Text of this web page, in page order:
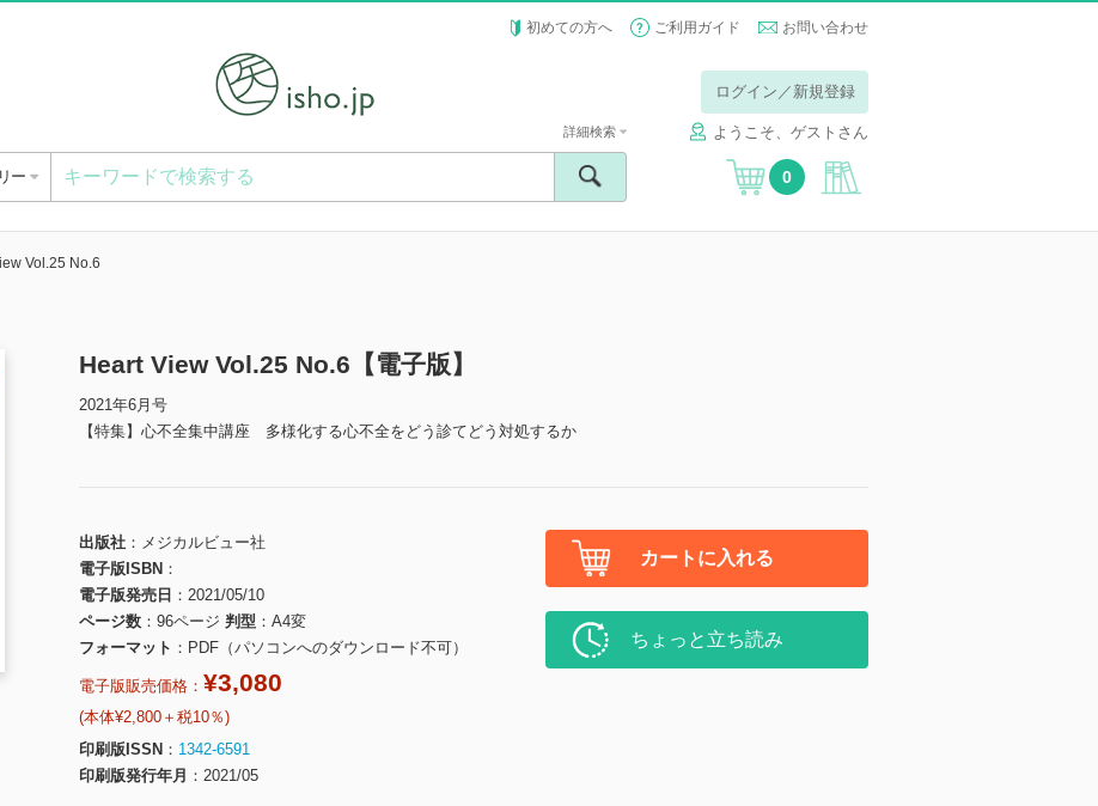
初めての方へ ご利用ガイド お問い合わせ
ログイン／新規登録
ようこそ、ゲストさん
ー
詳細検索
0
Vol.25 No.6
Heart View Vol.25 No.6【電子版】
2021年6月号
【特集】心不全集中講座 多様化する心不全をどう診てどう対処するか
出版社
メジカルビュー社
電子版ISBN
電子版発売日
2021/05/10
ページ数
96ページ 判型
A4変
フォーマット
PDF（パソコンへのダウンロード不可）
電子版販売価格： ¥3,080
(本体¥2,800＋税10％)
印刷版ISSN
1342-6591
印刷版発行年月
2021/05
カートに入れる
ちょっと立ち読み